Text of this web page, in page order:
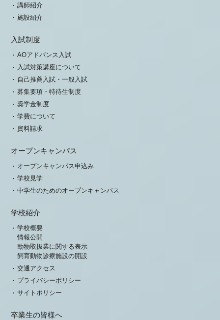
講師紹介
施設紹介
入試制度
AOアドバンス入試
入試対策講座について
自己推薦入試・一般入試
募集要項・特待生制度
奨学金制度
学費について
資料請求
オープンキャンパス
オープンキャンパス申込み
学校見学
中学生のためのオープンキャンパス
学校紹介
学校概要
情報公開
動物取扱業に関する表示
飼育動物診療施設の開設
交通アクセス
プライバシーポリシー
サイトポリシー
卒業生の皆様へ